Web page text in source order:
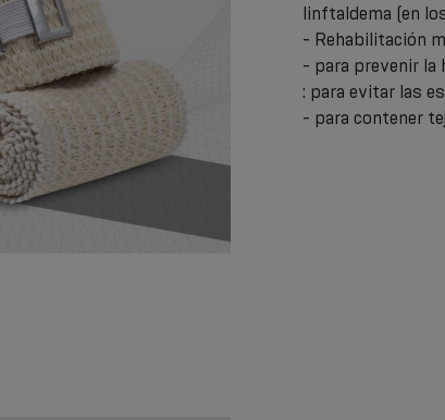
linftaldema (en
- Rehabilitación
- para prevenir la
: para evitar las
- para contener